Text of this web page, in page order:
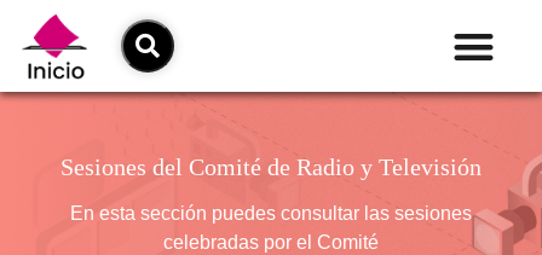
Sesiones del Comité de Radio y Televisión
En esta sección puedes consultar las sesiones
celebradas por el Comité